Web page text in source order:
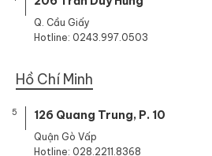
Q. Cầu Giấy
Hotline: 0243.997.0503
Hồ Chí Minh
5 126 Quang Trung, P. 10
Quận Gò Vấp
Hotline: 028.2211.8368